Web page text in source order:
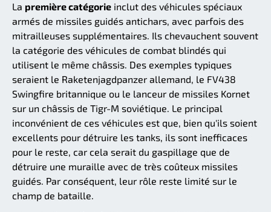
La première catégorie inclut des véhicules spéciaux
armés de missiles guidés antichars, avec parfois des
mitrailleuses supplémentaires. Ils chevauchent souvent
la catégorie des véhicules de combat blindés qui
utilisent le même châssis. Des exemples typiques
seraient le Raketenjagdpanzer allemand, le FV438
Swingfire britannique ou le lanceur de missiles Kornet
sur un châssis de Tigr-M soviétique. Le principal
inconvénient de ces véhicules est que, bien qu'ils soient
excellents pour détruire les tanks, ils sont inefficaces
pour le reste, car cela serait du gaspillage que de
détruire une muraille avec de très coûteux missiles
guidés. Par conséquent, leur rôle reste limité sur le
champ de bataille.